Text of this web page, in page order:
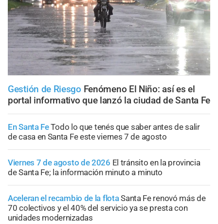
Gestión de Riesgo Fenómeno El Niño: así es el
portal informativo que lanzó la ciudad de Santa Fe
En Santa FeTodo lo que tenés que saber antes de salir
de casa en Santa Fe este viernes 7 de agosto
Viernes 7 de agosto de 2026 El tránsito en la provincia
de Santa Fe; la información minuto a minuto
Aceleran el recambio de la flotaSanta Fe renovó más de
70 colectivos y el 40% del servicio ya se presta con
unidades modernizadas